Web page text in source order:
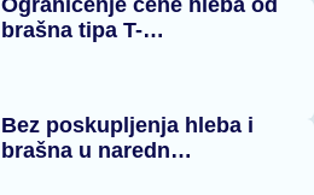
brašna tipa T-…
Bez poskupljenja hleba i
brašna u naredn…